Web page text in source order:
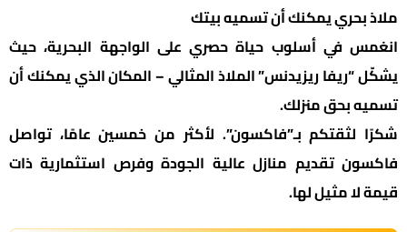
ملاذ بحري يمكنك أن تسميه بيتك
انغمس في أسلوب حياة حصري على الواجهة البحرية، حيث
يشكّل “ريفا ريزيدنس” الملاذ المثالي – المكان الذي يمكنك أن
تسميه بحق منزلك.
شكرًا لثقتكم بـ”فاكسون”. لأكثر من خمسين عامًا، تواصل
فاكسون تقديم منازل عالية الجودة وفرص استثمارية ذات
قيمة لا مثيل لها.